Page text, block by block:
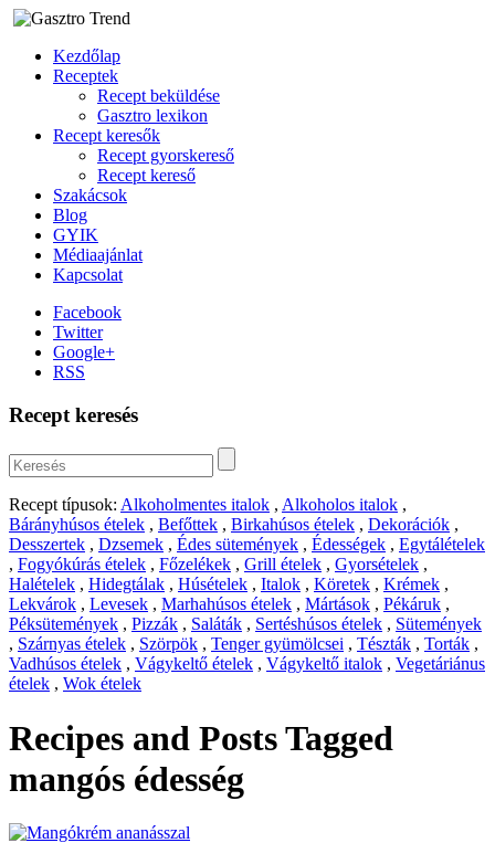
Kezdőlap
Receptek
Recept beküldése
Gasztro lexikon
Recept keresők
Recept gyorskereső
Recept kereső
Szakácsok
Blog
GYIK
Médiaajánlat
Kapcsolat
Facebook
Twitter
Google+
RSS
Recept keresés
Recept típusok: Alkoholmentes italok , Alkoholos italok ,
Bárányhúsos ételek , Befőttek , Birkahúsos ételek , Dekorációk ,
Desszertek , Dzsemek , Édes sütemények , Édességek , Egytálételek
, Fogyókúrás ételek , Főzelékek , Grill ételek , Gyorsételek ,
Halételek , Hidegtálak , Húsételek , Italok , Köretek , Krémek ,
Lekvárok , Levesek , Marhahúsos ételek , Mártások , Pékáruk ,
Péksütemények , Pizzák , Saláták , Sertéshúsos ételek , Sütemények
, Szárnyas ételek , Szörpök , Tenger gyümölcsei , Tészták , Torták ,
Vadhúsos ételek , Vágykeltő ételek , Vágykeltő italok , Vegetáriánus
ételek , Wok ételek
Recipes and Posts Tagged
mangós édesség